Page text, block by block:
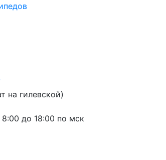
на гилевской)
8:00 до 18:00 по мск